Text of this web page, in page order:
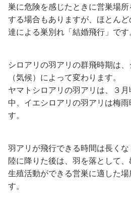
巣に危険を感じたときに営巣場
する場合もありますが、ほとん
達による巣別れ「結婚飛行」です
シロアリの羽アリの群飛時期は
（気候）によって変わります。
ヤマトシロアリの羽アリは、３
中、イエシロアリの羽アリは梅
す。
羽アリが飛行できる時間は長くな
陸に降りた後は、羽を落として、
生殖活動ができる営巣に適した
す。